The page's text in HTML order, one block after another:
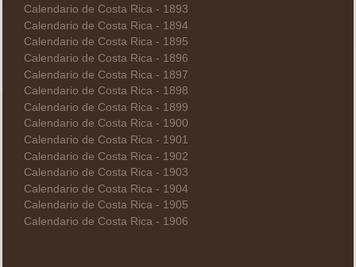
Calendario de Costa Rica - 1893
Calendario de Costa Rica - 1894
Calendario de Costa Rica - 1895
Calendario de Costa Rica - 1896
Calendario de Costa Rica - 1897
Calendario de Costa Rica - 1898
Calendario de Costa Rica - 1899
Calendario de Costa Rica - 1900
Calendario de Costa Rica - 1901
Calendario de Costa Rica - 1902
Calendario de Costa Rica - 1903
Calendario de Costa Rica - 1904
Calendario de Costa Rica - 1905
Calendario de Costa Rica - 1906